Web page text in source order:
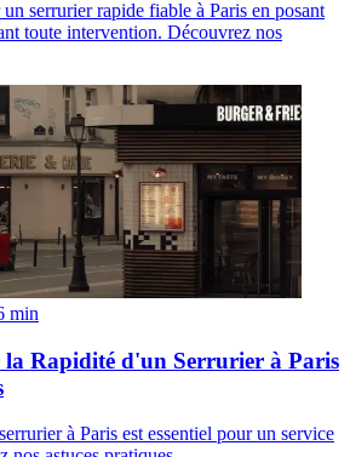
serrurier rapide fiable à Paris en posant
toute intervention. Découvrez nos
min
Rapidité d'un Serrurier à Paris
à Paris est essentiel pour un service